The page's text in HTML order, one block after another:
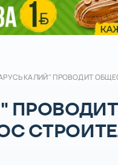
ПРОВОДИТ